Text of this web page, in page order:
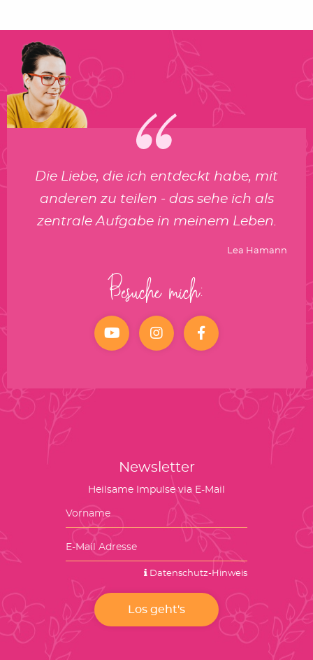
Die Liebe, die ich entdeckt habe, mit
anderen zu teilen - das sehe ich als
zentrale Aufgabe in meinem Leben.
Lea Hamann
Besuche mich:
YouTube Instagramfacebook
Newsletter
Heilsame Impulse via E-Mail
Datenschutz-Hinweis